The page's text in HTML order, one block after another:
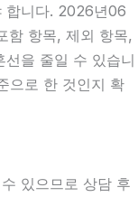
합니다. 2026년06
함 항목, 제외 항목,
을 줄일 수 있습니
으로 한 것인지 확
있으므로 상담 후